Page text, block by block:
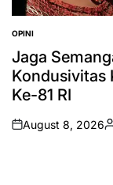
POSTED
IN
OPINI
Jaga
Kondusivitas
Ke-81 RI
on
August 8, 2026